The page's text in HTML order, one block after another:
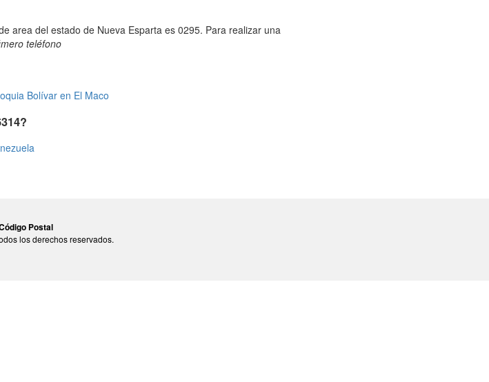
area del estado de Nueva Esparta es 0295. Para realizar una
teléfono
Bolívar en El Maco
Postal
los derechos reservados.